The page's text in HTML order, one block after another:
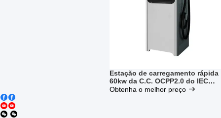
Estação de carregamento rápida
60kw da C.C. OCPP2.0 do IEC
62262 200V a 750V para o carro
Obtenha o melhor preço